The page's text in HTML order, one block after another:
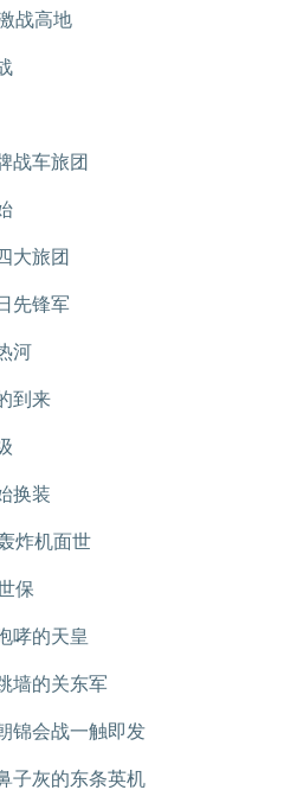
战高地
战车旅团
大旅团
先锋军
河
到来
换装
炸机面世
保
哮的天皇
墙的关东军
锦会战一触即发
子灰的东条英机